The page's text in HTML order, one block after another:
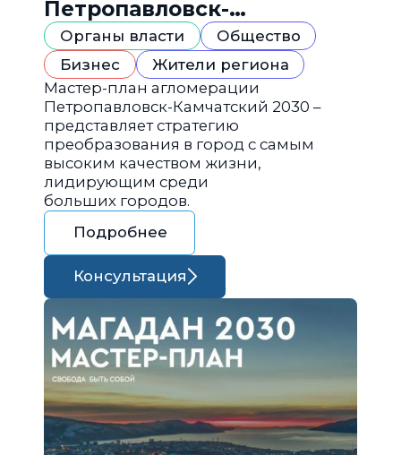
Петропавловск-
Камчатский 2030
Органы власти
Общество
Бизнес
Жители региона
Мастер-план агломерации
Петропавловск-Камчатский 2030 –
представляет стратегию
преобразования в город с самым
высоким качеством жизни,
лидирующим среди
больших городов.
Подробнее
Консультация